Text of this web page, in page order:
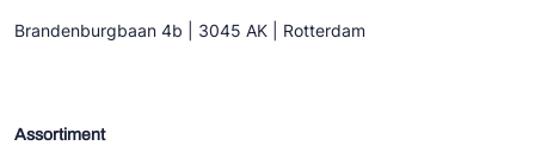
Brandenburgbaan 4b | 3045 AK | Rotterdam
Assortiment